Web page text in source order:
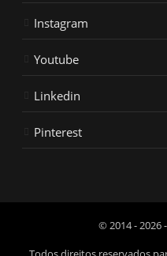
Instagram
Youtube
Linkedin
Pinterest
© 2014 - 2026